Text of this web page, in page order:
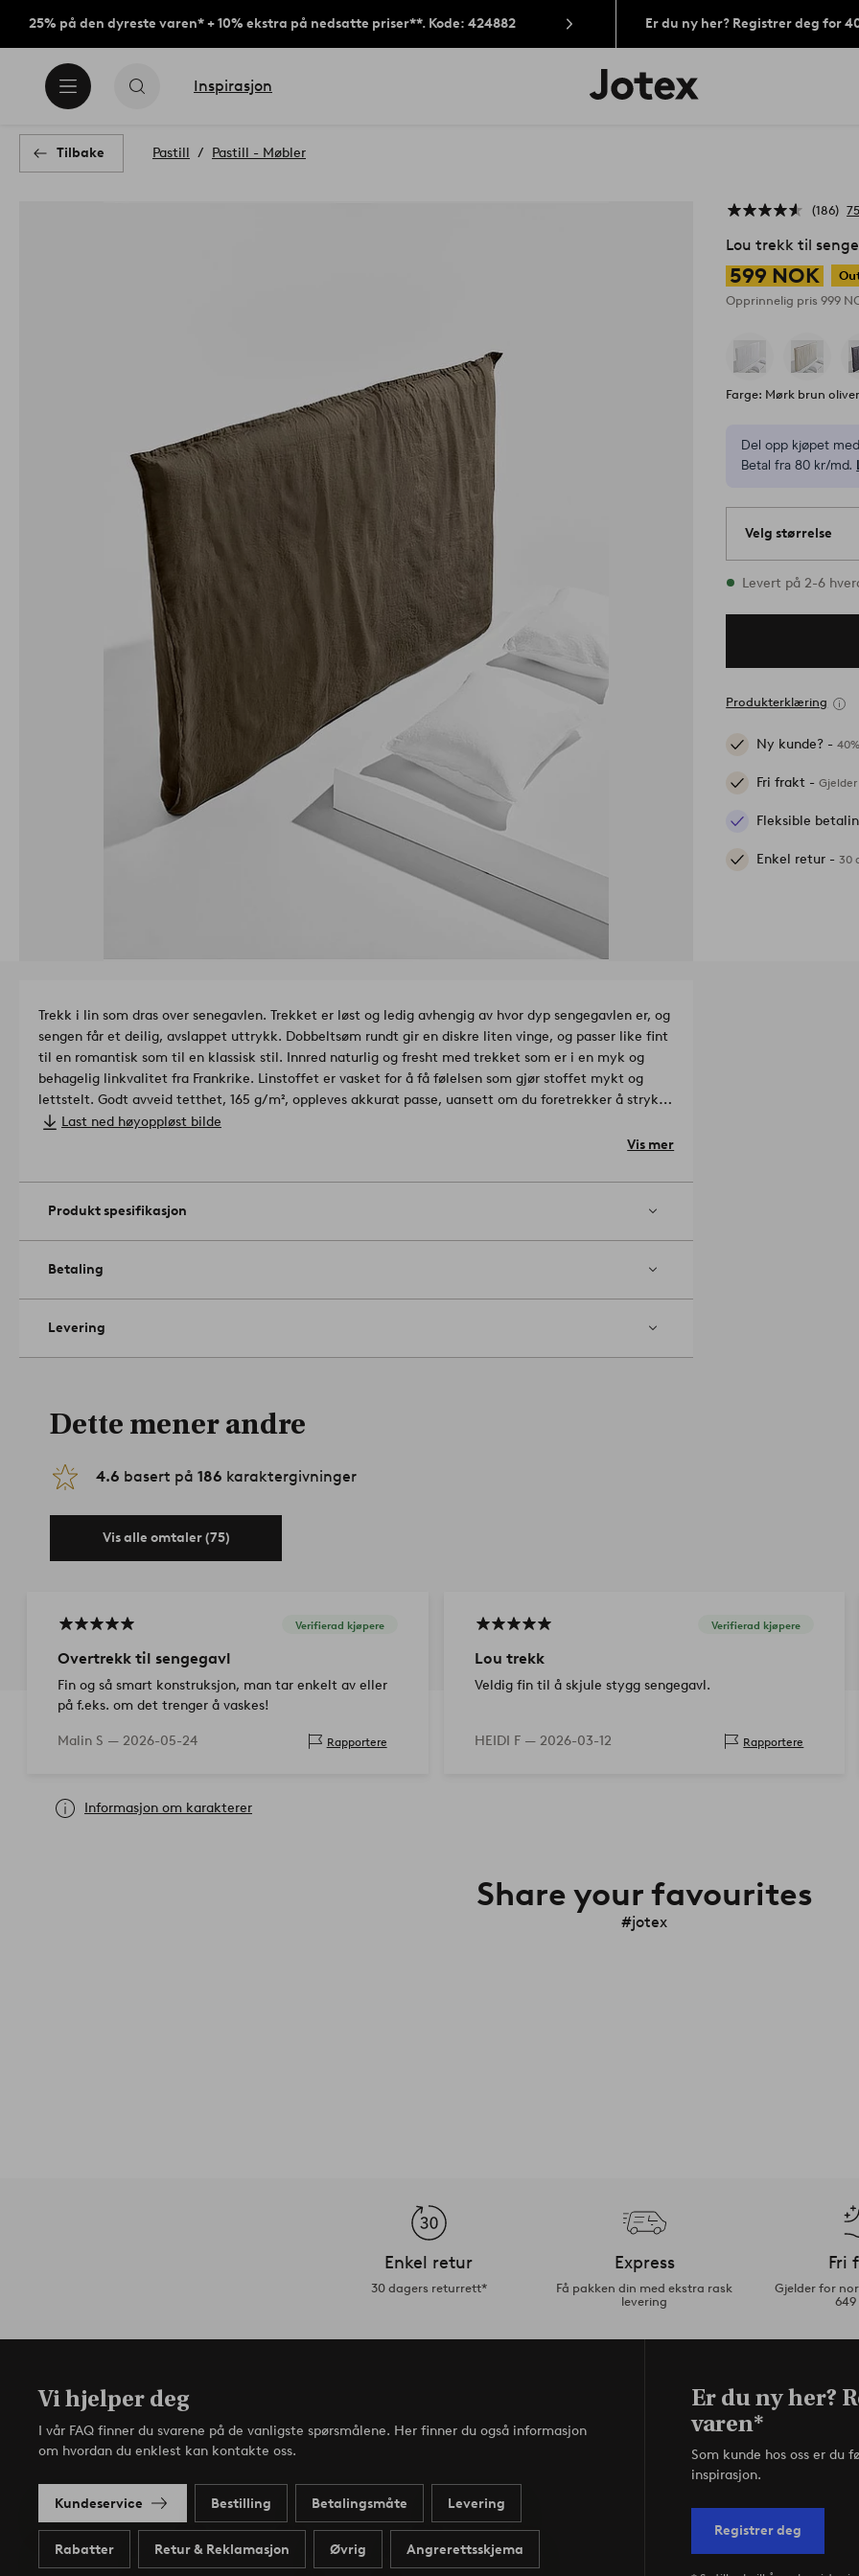
25% på den dyreste varen* + 10% ekstra på nedsatte priser**. Kode: 424882 Er du ny her? Registrer deg for
Inspirasjon
Jotex’
logo
Tilbake Pastill Pastill - Møbler
186
Lou trekk til
599 NOK
Opprinnelig pris999
Farge: Mørk brun
Del opp kjøpet
Betal fra 80 kr/md.
Velg størrelse
1 størrelser finnes
Levert på 2-6
Produkterklæring
Ny kunde? -
Fri frakt -
Fleksible
Enkel retur -30
Trekk i lin som dras over senegavlen. Trekket er løst og ledig avhengig av hvor dyp sengegavlen er, og
sengen får et deilig, avslappet uttrykk. Dobbeltsøm rundt gir en diskre liten vinge, og passer like fint
til en romantisk som til en klassisk stil. Innred naturlig og fresht med trekket som er i en myk og
behagelig linkvalitet fra Frankrike. Linstoffet er vasket for å få følelsen som gjør stoffet mykt og
lettstelt. Godt avveid tetthet, 165 g/m², oppleves akkurat passe, uansett om du foretrekker å stryke
eller ha det deilig ustrøket.Kompletter gjerne med Peg fôr til sengegavltrekk, for å nøytralisere
fargen på sengegavlen eller skjule dypt heftede knapper og quilteffekter. Peg er perfekt hvis du
størrelse:
90 cm passer sengegavl som er maks 95 cm bred, 10 cm dyp og 145 cm høy. Trekket er 105x150 cm.
160 cm passer sengegavl som er maks 165 cm bred, 10 cm dyp og 145 cm høy. Trekket er 175x150 cm.
- Maskinvask 40°
Last ned høyoppløst bilde
Vis mer
Produkt spesifikasjon
Betaling
Levering
Dette mener andre
4.6 basert på 186 karaktergivninger
Vis alle omtaler (75)
Verifierad kjøpere
Overtrekk til sengegavl
Fin og så smart konstruksjon, man tar enkelt av eller
på f.eks. om det trenger å vaskes!
Malin S — 2026-05-24 Rapportere
Verifierad kjøpere
Lou trekk
Veldig fin til å skjule stygg sengegavl.
HEIDI F — 2026-03-12 Rapportere
Informasjon om karakterer
Share your favourites
#jotex
Enkel retur
30 dagers returrett*
Express
Få pakken din med ekstra rask
levering
Fri
Gjelder for
649
Vi hjelper deg
I vår FAQ finner du svarene på de vanligste spørsmålene. Her finner du også informasjon
om hvordan du enklest kan kontakte oss.
Kundeservice Bestilling Betalingsmåte Levering
Rabatter Retur & Reklamasjon Øvrig Angrerettsskjema
Er du ny her?
varen*
Som kunde hos oss er du
inspirasjon.
Registrer deg